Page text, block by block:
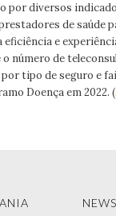
por diversos
de saúde
e
o número de
tipo de seguro e
Doença em 2022. (